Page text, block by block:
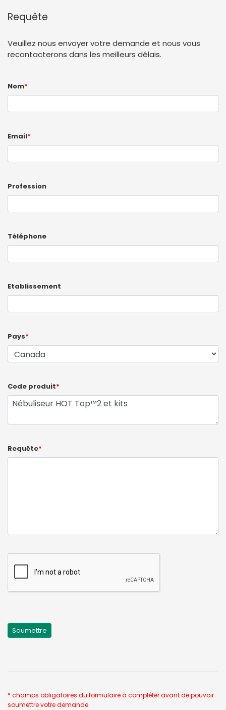
Requête
Veuillez nous envoyer votre demande et nous vous
recontacterons dans les meilleurs délais.
Nom*
Email*
Profession
Téléphone
Etablissement
Pays*
Code produit*
Requête*
* champs obligatoires du formulaire à compléter avant de pouvoir
soumettre votre demande.